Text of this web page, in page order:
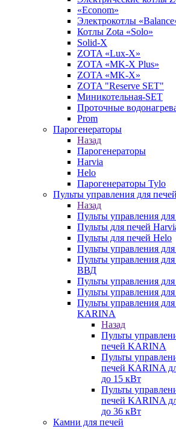
«Econom»
Электрокотлы
Котлы Zota «Solo»
Solid-X
ZOTA «Lux-X»
ZOTA «MK-X Plus»
ZOTA «MK-X»
ZOTA "Reserve SET"
Миникотельная-SET
Проточные
Prom
Парогенераторы
Назад
Парогенераторы
Harvia
Helo
Парогенераторы Tylo
Пульты управления для печей
Назад
Пульты управления
Пульты для печей
Пульты для печей Helo
Пульты управления
Пульты управления
ВВД
Пульты управления
Пульты управления для
Пульты управления
KARINA
Назад
Пульты
печей KARINA
Пульты
печей KARINA
до 15 кВт
Пульты
печей KARINA
до 36 кВт
Камни для печей